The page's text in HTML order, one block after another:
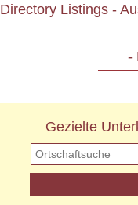
Directory Listings -
-
Gezielte